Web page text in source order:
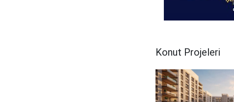
Konut Projeleri